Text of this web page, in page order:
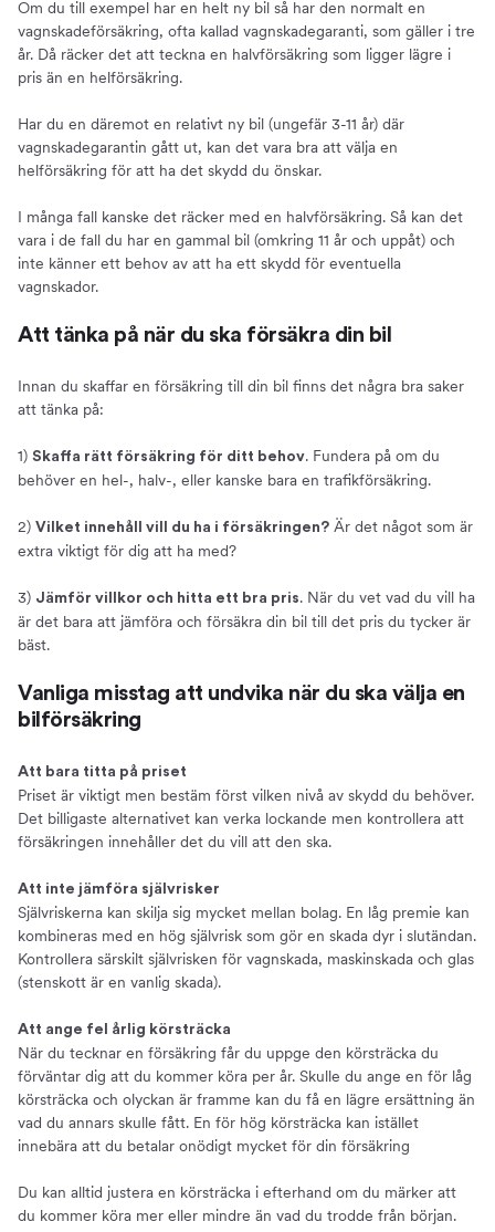
Om du till exempel har en helt ny bil så har den normalt en
vagnskadeförsäkring, ofta kallad vagnskadegaranti, som gäller i tre
år. Då räcker det att teckna en halvförsäkring som ligger lägre i
pris än en helförsäkring.
Har du en däremot en relativt ny bil (ungefär 3-11 år) där
vagnskadegarantin gått ut, kan det vara bra att välja en
helförsäkring för att ha det skydd du önskar.
I många fall kanske det räcker med en halvförsäkring. Så kan det
vara i de fall du har en gammal bil (omkring 11 år och uppåt) och
inte känner ett behov av att ha ett skydd för eventuella
vagnskador.
Att tänka på när du ska försäkra din bil
Innan du skaffar en försäkring till din bil finns det några bra saker
att tänka på:
1) Skaffa rätt försäkring för ditt behov. Fundera på om du
behöver en hel-, halv-, eller kanske bara en trafikförsäkring.
2) Vilket innehåll vill du ha i försäkringen? Är det något som är
extra viktigt för dig att ha med?
3) Jämför villkor och hitta ett bra pris. När du vet vad du vill ha
är det bara att jämföra och försäkra din bil till det pris du tycker är
bäst.
Vanliga misstag att undvika när du ska välja en
bilförsäkring
Att bara titta på priset
Priset är viktigt men bestäm först vilken nivå av skydd du behöver.
Det billigaste alternativet kan verka lockande men kontrollera att
försäkringen innehåller det du vill att den ska.
Att inte jämföra självrisker
Självriskerna kan skilja sig mycket mellan bolag. En låg premie kan
kombineras med en hög självrisk som gör en skada dyr i slutändan.
Kontrollera särskilt självrisken för vagnskada, maskinskada och glas
(stenskott är en vanlig skada).
Att ange fel årlig körsträcka
När du tecknar en försäkring får du uppge den körsträcka du
förväntar dig att du kommer köra per år. Skulle du ange en för låg
körsträcka och olyckan är framme kan du få en lägre ersättning än
vad du annars skulle fått. En för hög körsträcka kan istället
innebära att du betalar onödigt mycket för din försäkring
Du kan alltid justera en körsträcka i efterhand om du märker att
du kommer köra mer eller mindre än vad du trodde från början.